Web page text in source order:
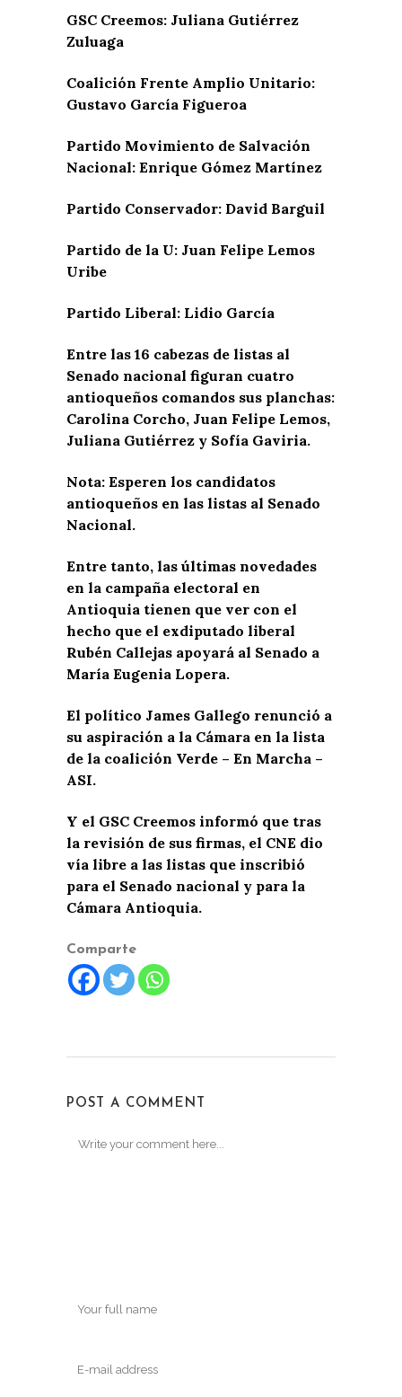
GSC Creemos: Juliana Gutiérrez
Zuluaga
Coalición Frente Amplio Unitario:
Gustavo García Figueroa
Partido Movimiento de Salvación
Nacional: Enrique Gómez Martínez
Partido Conservador: David Barguil
Partido de la U: Juan Felipe Lemos
Uribe
Partido Liberal: Lidio García
Entre las 16 cabezas de listas al
Senado nacional figuran cuatro
antioqueños comandos sus planchas:
Carolina Corcho, Juan Felipe Lemos,
Juliana Gutiérrez y Sofía Gaviria.
Nota: Esperen los candidatos
antioqueños en las listas al Senado
Nacional.
Entre tanto, las últimas novedades
en la campaña electoral en
Antioquia tienen que ver con el
hecho que el exdiputado liberal
Rubén Callejas apoyará al Senado a
María Eugenia Lopera.
El político James Gallego renunció a
su aspiración a la Cámara en la lista
de la coalición Verde – En Marcha –
ASI.
Y el GSC Creemos informó que tras
la revisión de sus firmas, el CNE dio
vía libre a las listas que inscribió
para el Senado nacional y para la
Cámara Antioquia.
Comparte
POST A COMMENT